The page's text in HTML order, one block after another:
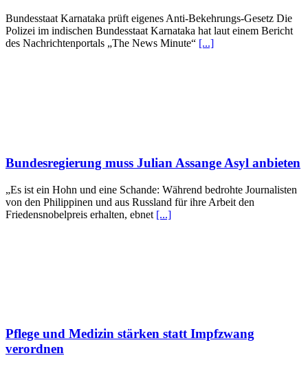
Bundesstaat Karnataka prüft eigenes Anti-Bekehrungs-Gesetz Die
Polizei im indischen Bundesstaat Karnataka hat laut einem Bericht
des Nachrichtenportals „The News Minute“ [...]
Bundesregierung muss Julian Assange Asyl anbieten
„Es ist ein Hohn und eine Schande: Während bedrohte Journalisten
von den Philippinen und aus Russland für ihre Arbeit den
Friedensnobelpreis erhalten, ebnet [...]
Pflege und Medizin stärken statt Impfzwang
verordnen